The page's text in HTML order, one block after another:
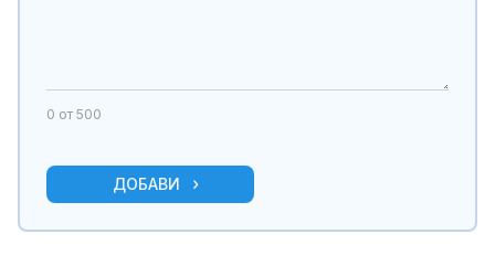
0 от 500
ДОБАВИ